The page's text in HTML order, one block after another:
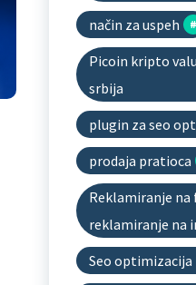
način za uspeh
Picoin kripto
srbija
plugin za seo
prodaja pratioca
Reklamiranje na
reklamiranje na
Seo optimizacija